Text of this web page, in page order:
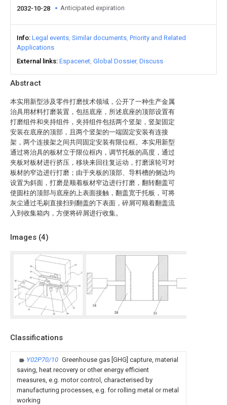
Abstract
本实用新型涉及零件打磨技术领域，公开了一种生产金属
治具用材料打磨装置，包括底座，所述底座的顶部设置有
打磨组件和夹持组件，夹持组件包括两个竖架，竖架固定
安装在底座的顶部，且两个竖架的一端固定安装有连接
架，两个连接架之间共同固定安装有限位框。本实用新型
通过将治具的板材立于限位框内，调节托板的高度，通过
夹板对板材进行挤压，移块来回往复运动，打磨滚轮可对
板材的窄边进行打磨；由于夹板的顶部、导料槽的侧边均
设置为斜面，打磨是顺着板材窄边进行打磨，翻转翻盖可
使圆柱的顶部与底座的上表面接触，翻盖宽于托板，可将
灰尘通过毛刷直接扫到翻盖的下表面，碎屑可顺着翻盖流
入到收集箱内，方便将碎屑进行收集。
Images (4)
Classifications
Y02P70/10 Greenhouse gas [GHG] capture, material
saving, heat recovery or other energy efficient
measures, e.g. motor control, characterised by
manufacturing processes, e.g. for rolling metal or metal
working
2032-10-28 Anticipated expiration
Info Legal events Similar documents Priority and Related
Applications
External links Espacenet Global Dossier Discuss